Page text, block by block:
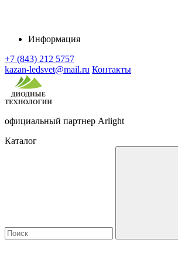
Информация
+7 (843) 212 5757
kazan-ledsvet@mail.ru Контакты
официальный партнер Arlight
Каталог